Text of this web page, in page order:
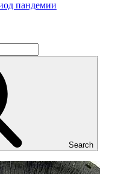
пандемии
Search